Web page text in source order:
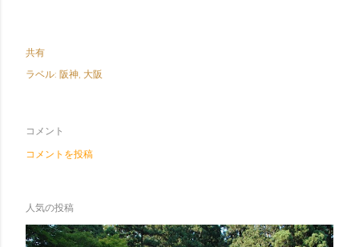
共有
ラベル: 阪神 大阪
コメント
コメントを投稿
人気の投稿